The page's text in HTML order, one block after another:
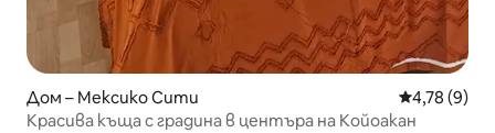
Дом – Мексико Сити Средна
4,78 (9)
Красива къща с градина в центъра на Койоакан